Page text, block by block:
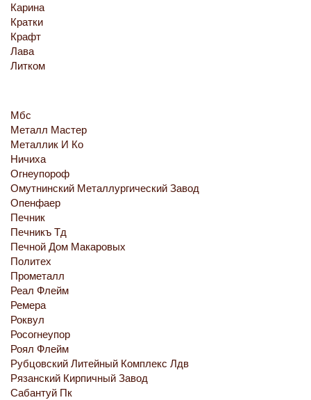
Карина
Кратки
Крафт
Лава
Литком
Мбс
Металл Мастер
Металлик И Ко
Ничиха
Огнеупорoф
Омутнинский Металлургический Завод
Опенфаер
Печник
Печникъ Тд
Печной Дом Макаровых
Политех
Прометалл
Реал Флейм
Ремера
Роквул
Росогнеупор
Роял Флейм
Рубцовский Литейный Комплекс Лдв
Рязанский Кирпичный Завод
Сабантуй Пк